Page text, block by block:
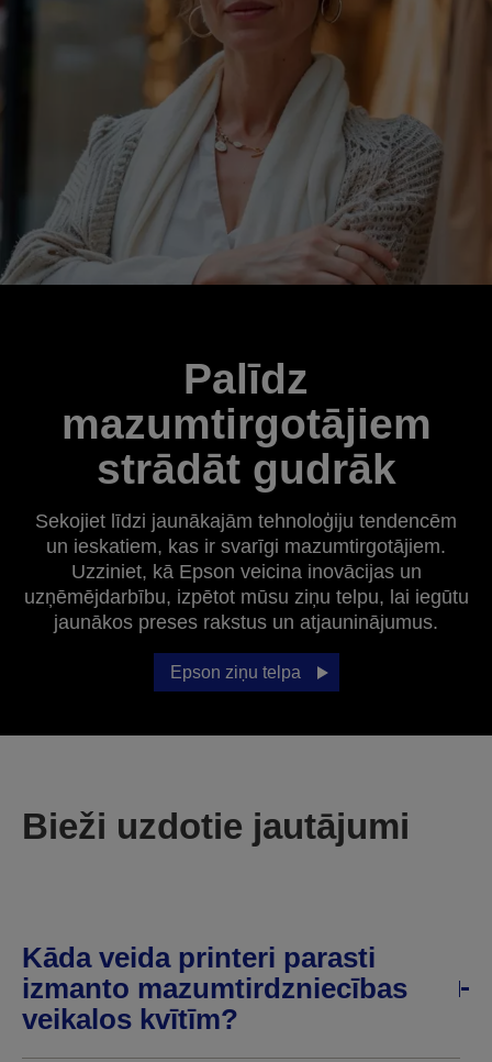
Palīdz
mazumtirgotājiem
strādāt gudrāk
Sekojiet līdzi jaunākajām tehnoloģiju tendencēm
un ieskatiem, kas ir svarīgi mazumtirgotājiem.
Uzziniet, kā Epson veicina inovācijas un
uzņēmējdarbību, izpētot mūsu ziņu telpu, lai iegūtu
jaunākos preses rakstus un atjauninājumus.
Epson ziņu telpa
Bieži uzdotie jautājumi
Kāda veida printeri parasti
izmanto mazumtirdzniecības
veikalos kvītīm?